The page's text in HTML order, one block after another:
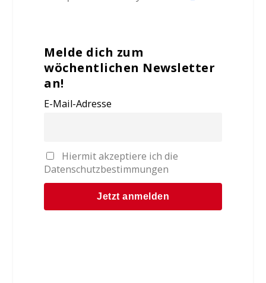
Melde dich zum
wöchentlichen Newsletter
an!
E-Mail-Adresse
Hiermit akzeptiere ich die
Datenschutzbestimmungen